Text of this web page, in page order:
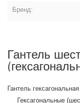
Бренд:
Гантель
товара
Гантель
Гексагональные